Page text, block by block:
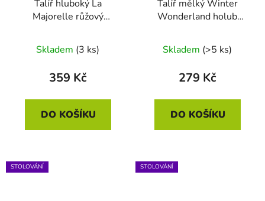
Talíř hluboký La
Majorelle růžový
Skladem (3 ks)
359 Kč
DO KOŠÍKU
Talíř mělký Winter
Wonderland holub
Skladem (>5 ks)
279 Kč
DO KOŠÍKU
STOLOVÁNÍ STOLOVÁNÍ